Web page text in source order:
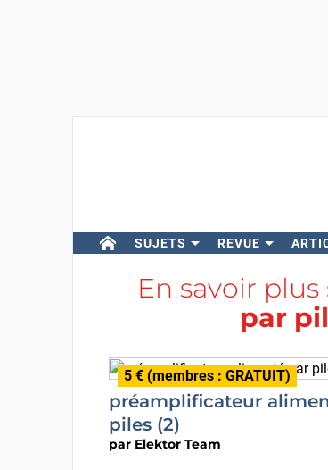
SUJETS REVUE
En savoir plus
par
5 € (membres : GRATUIT)
préamplificateur
piles (2)
par Elektor Team